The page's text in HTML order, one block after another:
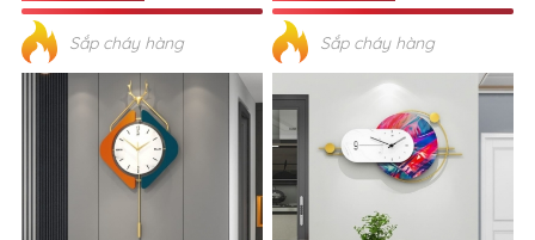
Sắp cháy hàng Sắp cháy hàng